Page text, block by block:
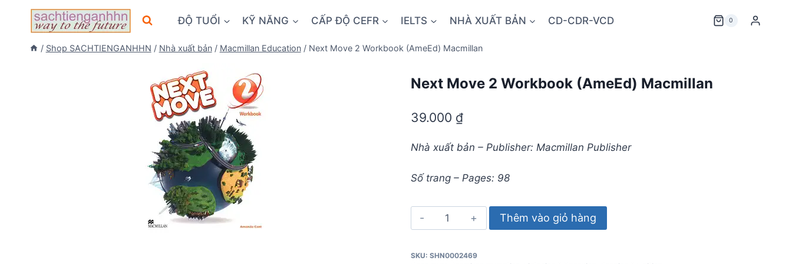
ĐỘ TUỔI KỸ NĂNG CẤP ĐỘ CEFR IELTS NHÀ XUẤT BẢN CD-CDR-VCD 0
/ Shop SACHTIENGANHHN / Nhà xuất bản / Macmillan Education / Next Move 2 Workbook (AmeEd) Macmillan
Next Move 2 Workbook (AmeEd) Macmillan
39.000 ₫
Nhà xuất bản – Publisher: Macmillan Publisher
Số trang – Pages: 98
Next
Move
Thêm vào giỏ hàng
SKU: SHN0002469